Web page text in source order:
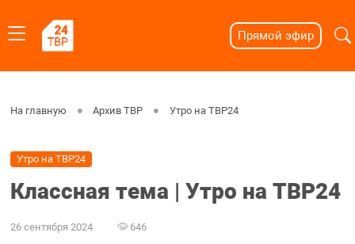
Прямой эфир
На главную Архив ТВР Утро на ТВР24
Утро на ТВР24
Классная тема | Утро на ТВР24
26 сентября 2024 646